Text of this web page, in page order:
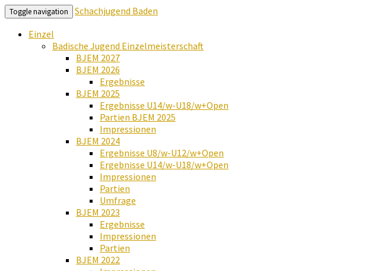
Toggle navigation
Schachjugend Baden
Einzel
Badische Jugend Einzelmeisterschaft
BJEM 2027
BJEM 2026
Ergebnisse
BJEM 2025
Ergebnisse U14/w-U18/w+Open
Partien BJEM 2025
Impressionen
BJEM 2024
Ergebnisse U8/w-U12/w+Open
Ergebnisse U14/w-U18/w+Open
Impressionen
Partien
Umfrage
BJEM 2023
Ergebnisse
Impressionen
Partien
BJEM 2022